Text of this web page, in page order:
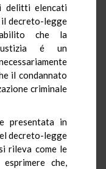
delitti elencati
decreto-legge
che la
é un
il condannato
criminale
presentata in
decreto-legge
rileva come le
che,